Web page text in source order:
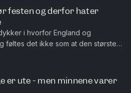
festen og derfor hater
i hvorfor England og
føltes det ikke som at den største
er ute - men minnene varer